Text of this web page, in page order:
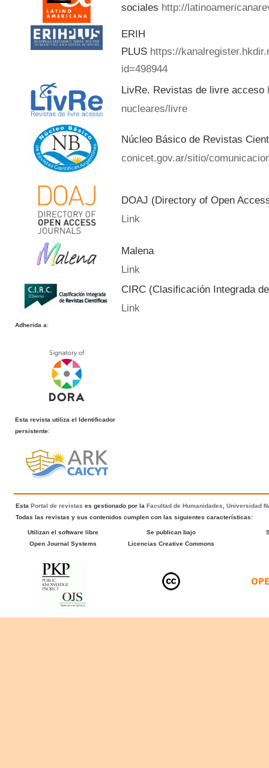
sociales http://
ERIH
PLUS https://
id=498944
LivRe. Revistas de livre acceso
nucleares/livre
Núcleo Básico de Revistas
conicet.gov.ar/sitio/
DOAJ (Directory of Open
Link
Malena
Link
CIRC (Clasificación Integrada
Link
Adherida a:
Esta revista utiliza el Identificador
persistente:
EstaPortal de revistas es gestionado por laFacultad de Humanidades,Universidad
Todas las revistas y sus contenidos cumplen con las siguientes características:
Utilizan el software libre
Open Journal Systems
Se publican bajo
Licencias Creative Commons